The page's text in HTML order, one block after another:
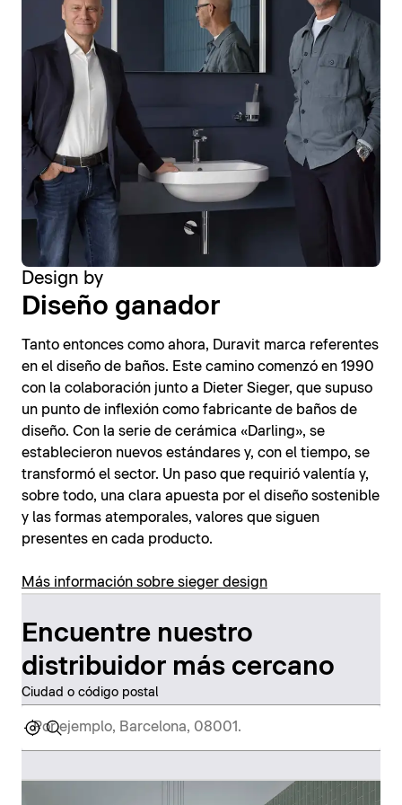
Design by
Diseño ganador
Tanto entonces como ahora, Duravit marca referentes
en el diseño de baños. Este camino comenzó en 1990
con la colaboración junto a Dieter Sieger, que supuso
un punto de inflexión como fabricante de baños de
diseño. Con la serie de cerámica «Darling», se
establecieron nuevos estándares y, con el tiempo, se
transformó el sector. Un paso que requirió valentía y,
sobre todo, una clara apuesta por el diseño sostenible
y las formas atemporales, valores que siguen
presentes en cada producto.
Más información sobre sieger design
Encuentre nuestro
distribuidor más cercano
Ciudad o código postal